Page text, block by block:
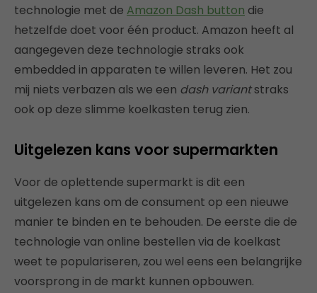
technologie met de Amazon Dash button die
hetzelfde doet voor één product. Amazon heeft al
aangegeven deze technologie straks ook
embedded in apparaten te willen leveren. Het zou
mij niets verbazen als we een dash variantstraks
ook op deze slimme koelkasten terug zien.
Uitgelezen kans voor supermarkten
Voor de oplettende supermarkt is dit een
uitgelezen kans om de consument op een nieuwe
manier te binden en te behouden. De eerste die de
technologie van online bestellen via de koelkast
weet te populariseren, zou wel eens een belangrijke
voorsprong in de markt kunnen opbouwen.